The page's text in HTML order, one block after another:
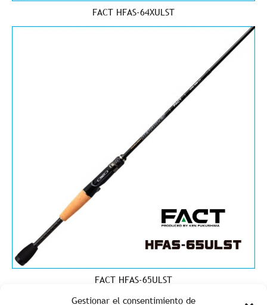
Gestionar el consentimiento de
FACT HFAS-64XULST
FACT HFAS-65ULST